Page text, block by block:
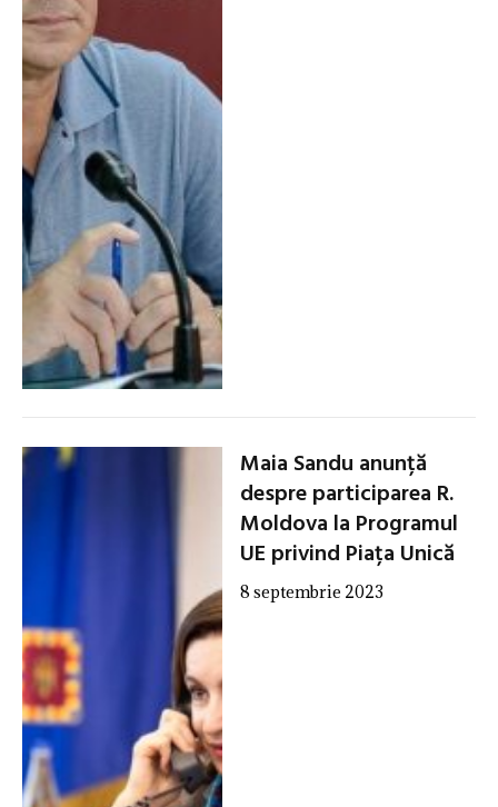
Maia Sandu anunță
despre participarea R.
Moldova la Programul
UE privind Piața Unică
8 septembrie 2023